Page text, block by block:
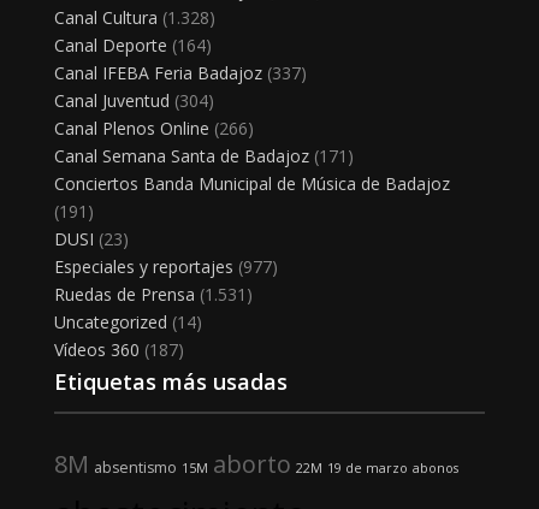
Canal Cultura (1.328)
Canal Deporte (164)
Canal IFEBA Feria Badajoz(337)
Canal Juventud (304)
Canal Plenos Online (266)
Canal Semana Santa de Badajoz(171)
Conciertos Banda Municipal de Música de Badajoz
(191)
DUSI (23)
Especiales y reportajes (977)
Ruedas de Prensa (1.531)
Uncategorized (14)
Vídeos 360 (187)
Etiquetas más usadas
8M absentismo 15M aborto 22M 19 de marzo abonos